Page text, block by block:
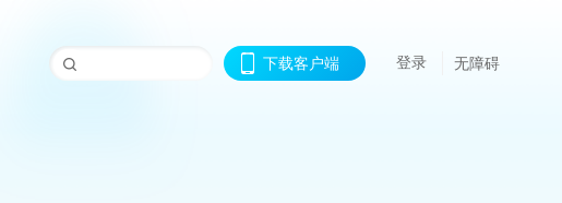
下载客户端 登录 无障碍